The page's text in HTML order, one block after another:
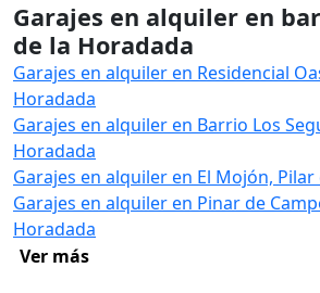
Garajes en alquiler en
de la Horadada
Garajes en alquiler en Residencial
Horadada
Garajes en alquiler en Barrio Los
Horadada
Garajes en alquiler en El Mojón,
Garajes en alquiler en Pinar de
Horadada
Ver más